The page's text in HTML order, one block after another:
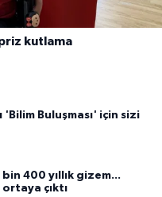
kutlama
'Bilim Buluşması' için sizi
400 yıllık gizem...
ortaya çıktı